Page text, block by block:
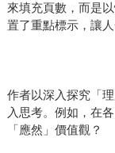
來填充頁數，而是
置了重點標示，讓
作者以深入探究「
入思考。例如，在
「應然」價值觀？